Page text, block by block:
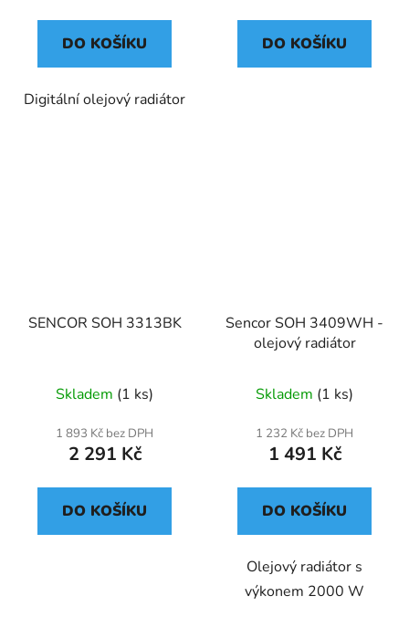
DO KOŠÍKU
Digitální olejový radiátor
DO KOŠÍKU
SENCOR SOH 3313BK
Skladem (1 ks)
1 893 Kč bez DPH
2 291 Kč
DO KOŠÍKU
Sencor SOH 3409WH -
olejový radiátor
Skladem (1 ks)
1 232 Kč bez DPH
1 491 Kč
DO KOŠÍKU
Olejový radiátor s
výkonem 2000 W